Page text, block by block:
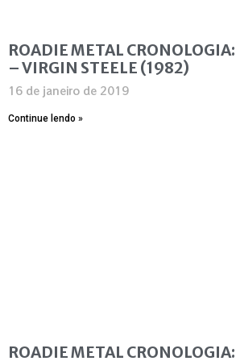
ROADIE METAL
– VIRGIN STEELE (1982)
16 de janeiro de 2019
Continue lendo »
ROADIE METAL